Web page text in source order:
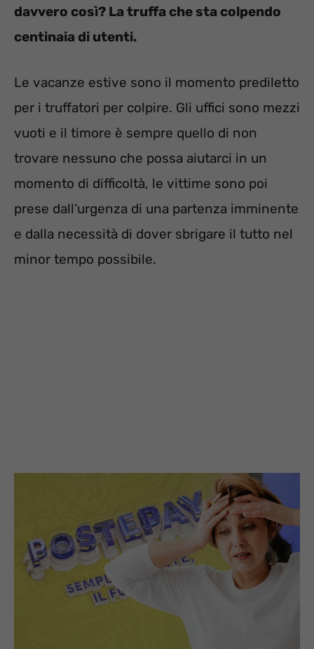
davvero così? La truffa che sta colpendo
centinaia di utenti.
Le vacanze estive sono il momento prediletto
per i truffatori per colpire. Gli uffici sono mezzi
vuoti e il timore è sempre quello di non
trovare nessuno che possa aiutarci in un
momento di difficoltà, le vittime sono poi
prese dall’urgenza di una partenza imminente
e dalla necessità di dover sbrigare il tutto nel
minor tempo possibile.